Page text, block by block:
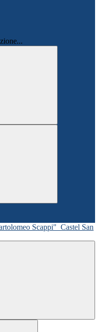
Scappi" Castel San